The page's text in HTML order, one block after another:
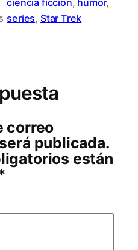
ciencia ficción, humor
series, Star Trek
correo
publicada.
están